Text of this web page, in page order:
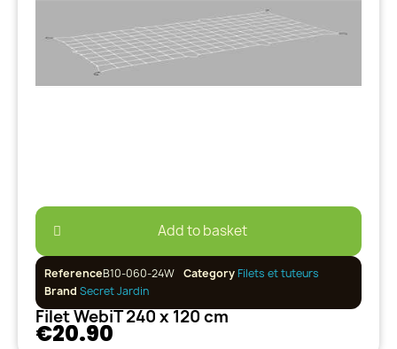
Add to basket
ReferenceB10-060-24W CategoryFilets et tuteurs
Brand Secret Jardin
Filet WebiT 240 x 120 cm
€20.90